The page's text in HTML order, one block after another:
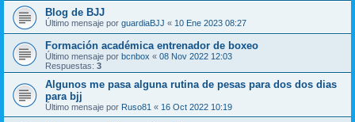
Blog de BJJ
Último mensaje por guardiaBJJ « 10 Ene 2023 08:27
Formación académica entrenador de boxeo
Último mensaje por bcnbox « 08 Nov 2022 12:03
Respuestas: 3
Algunos me pasa alguna rutina de pesas para dos dos dias
para bjj
Último mensaje por Ruso81 « 16 Oct 2022 10:19